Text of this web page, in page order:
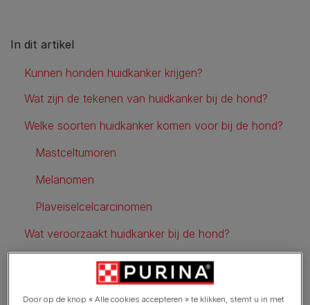
In dit artikel
Kunnen honden huidkanker krijgen?
Wat zijn de tekenen van huidkanker bij de hond?
Welke soorten huidkanker komen voor bij de hond?
Mastceltumoren
Melanomen
Plaveiselcelcarcinomen
Wat veroorzaakt huidkanker bij de hond?
Hoe wordt huidkanker bij de hond behandeld?
Hoe huidkanker bij de hond voorkomen?
Door op de knop « Alle cookies accepteren » te klikken, stemt u in met